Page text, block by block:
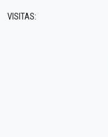
VISITAS: